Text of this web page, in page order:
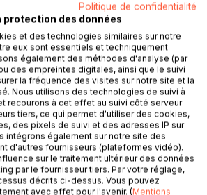
de Marrakech "la ville rouge" !
amis Amine et Leila, il va découvrir les
les spécialités culinaires du
de nouveaux mots. Sa mission
qui le fait rêver, l'emmenera
et dans un jardin enchanteur... A
dos de dromadaire, suis Emil dans
Bon voyage !
POSTALES D'EMIL :
illustrés qui convie le jeune
Politique de confidentialité
protection des données
et des technologies similaires sur notre
eux sont essentiels et techniquement
également des méthodes d'analyse (par
des empreintes digitales, ainsi que le suivi
la fréquence des visites sur notre site et la
Nous utilisons des technologies de suivi à
recourons à cet effet au suivi côté serveur
tiers, ce qui permet d'utiliser des cookies,
des pixels de suivi et des adresses IP sur
intégrons également sur notre site des
d'autres fournisseurs (plateformes vidéo).
sur le traitement ultérieur des données
par le fournisseur tiers. Par votre réglage,
décrits ci-dessus. Vous pouvez
avec effet pour l'avenir. (Mentions